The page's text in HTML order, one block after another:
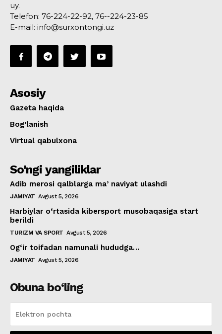
uy.
Telefon: 76-224-22-92, 76--224-23-85
E-mail: info@surxontongi.uz
Asosiy
Gazeta haqida
Bog’lanish
Virtual qabulxona
So'ngi yangiliklar
Adib merosi qalblarga maʼnaviyat ulashdi
JAMIYAT Avgust 5, 2026
Harbiylar o‘rtasida kibersport musobaqasiga start
berildi
TURIZM VA SPORT Avgust 5, 2026
Og‘ir toifadan namunali hududga…
JAMIYAT Avgust 5, 2026
Obuna bo‘ling